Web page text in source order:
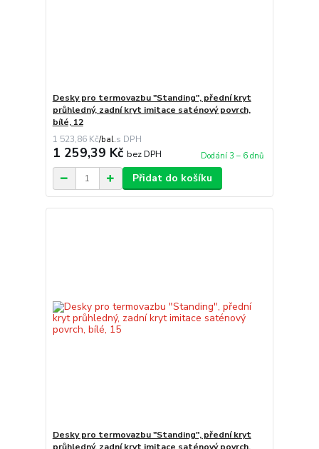
Desky pro termovazbu "Standing", přední kryt
průhledný, zadní kryt imitace saténový povrch,
bílé, 12
1 523,86 Kč/bal.
1 259,39 Kč bez DPH Dodání 3 – 6 dnů
Přidat do košíku
Desky pro termovazbu "Standing", přední kryt
průhledný, zadní kryt imitace saténový povrch,